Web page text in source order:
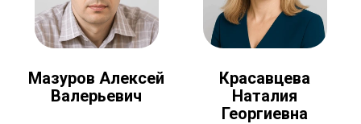
Мазуров Алексей
Валерьевич
Красавцева
Наталия
Георгиевна